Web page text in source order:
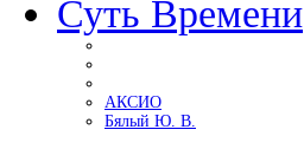
Суть Времени
АКСИО
Бялый Ю. В.